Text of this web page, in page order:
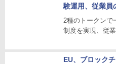
験運用、従業員
2種のトークンで
制度を実現、従
EU、ブロック